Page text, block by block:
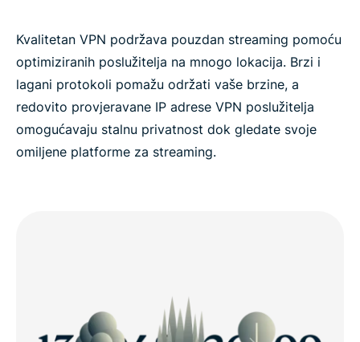
Kvalitetan VPN podržava pouzdan streaming pomoću
optimiziranih poslužitelja na mnogo lokacija. Brzi i
lagani protokoli pomažu održati vaše brzine, a
redovito provjeravane IP adrese VPN poslužitelja
omogućavaju stalnu privatnost dok gledate svoje
omiljene platforme za streaming.